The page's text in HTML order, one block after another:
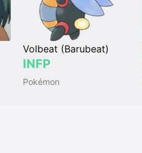
Volbeat (Barubeat)
INFP
Pokémon